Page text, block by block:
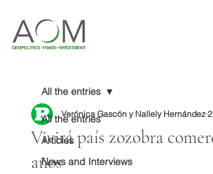
All the entries
Articles
News and Interviews
All the entries
Vivirá país zozobra
años
Verónica Gascón y Nallely Hernández